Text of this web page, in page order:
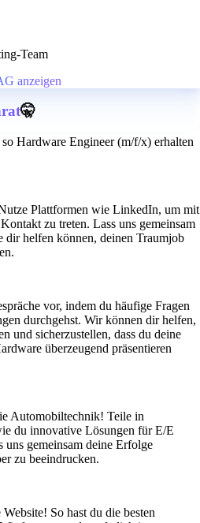
Team
anzeigen
🤫
Hardware Engineer (m/f/x) erhalten
Plattformen wie LinkedIn, um mit
zu treten. Lass uns gemeinsam
dir helfen können, deinen Traumjob
vor, indem du häufige Fragen
durchgehst. Wir können dir helfen,
und sicherzustellen, dass du deine
überzeugend präsentieren
Automobiltechnik! Teile in
du innovative Lösungen für E/E
gemeinsam deine Erfolge
zu beeindrucken.
So hast du die besten